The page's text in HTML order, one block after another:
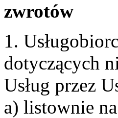
zwrotów
1.
dotyczących
Usług przez
a) listownie